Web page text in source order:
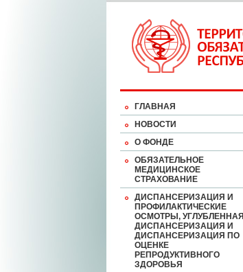
ГЛАВНАЯ
НОВОСТИ
О ФОНДЕ
ОБЯЗАТЕЛЬНОЕ
МЕДИЦИНСКОЕ
СТРАХОВАНИЕ
ДИСПАНСЕРИЗАЦИЯ И
ПРОФИЛАКТИЧЕСКИЕ
ОСМОТРЫ, УГЛУБЛЕННАЯ
ДИСПАНСЕРИЗАЦИЯ И
ДИСПАНСЕРИЗАЦИЯ ПО
ОЦЕНКЕ
РЕПРОДУКТИВНОГО
ЗДОРОВЬЯ